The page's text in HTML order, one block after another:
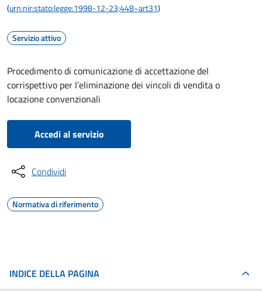
(urn:nir:stato:legge:1998-12-23;448~art31)
Servizio attivo
Procedimento di comunicazione di accettazione del
corrispettivo per l’eliminazione dei vincoli di vendita o
locazione convenzionali
Accedi al servizio
Condividi
Normativa di riferimento
INDICE DELLA PAGINA